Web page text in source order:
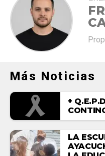
Más Noticias
+
LA